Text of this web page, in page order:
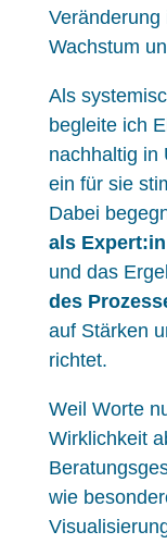
Veränderung
Wachstum
Als
begleite ich
nachhaltig in
ein für sie
Dabei
als
und das
des
auf Stärken
richtet.
Weil Worte
Wirklichkeit
wie